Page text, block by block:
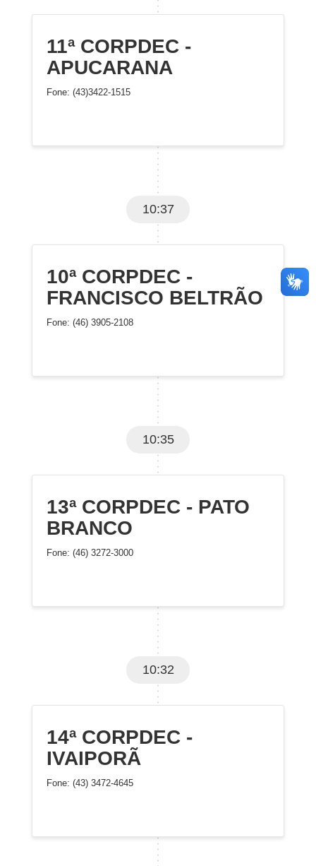
11ª CORPDEC -
APUCARANA
Fone: (43)3422-1515
10:37
10ª CORPDEC -
FRANCISCO BELTRÃO
Fone: (46) 3905-2108
10:35
13ª CORPDEC - PATO
BRANCO
Fone: (46) 3272-3000
10:32
14ª CORPDEC -
IVAIPORÃ
Fone: (43) 3472-4645